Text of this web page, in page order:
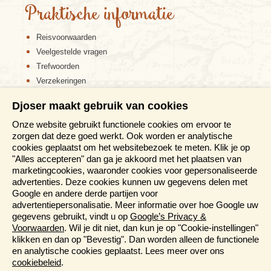
wisselende landschappen. Pico heeft de beste
zwembaaien van de reizen Azoren, en op sommige
plekken een verborgen zandstrand. Pico is een ideaal
mountainbiken en het bekijken van vogels, walvissen
en dolfijnen.
São Jorge
São Jorge
is vooral bekend om de smaakvolle kaas
Praktische informatie
Reisvoorwaarden
Veelgestelde vragen
Trefwoorden
Verzekeringen
Disclaimer
Cookiebeleid
Privacy verklaring
Reis en boek met Djoser zekerheid
Meer weten?
Brochures aanvragen
Informatiedagen
Magazine
Aanmelden nieuwsbrief
Djoser maakt gebruik van cookies
Onze website gebruikt functionele cookies om ervoor te
zorgen dat deze goed werkt. Ook worden er analytische
cookies geplaatst om het websitebezoek te meten. Klik je op
"Alles accepteren" dan ga je akkoord met het plaatsen van
marketingcookies, waaronder cookies voor gepersonaliseerde
advertenties. Deze cookies kunnen uw gegevens delen met
Google en andere derde partijen voor
advertentiepersonalisatie. Meer informatie over hoe Google uw
gegevens gebruikt, vindt u op Google’s Privacy &
Voorwaarden. Wil je dit niet, dan kun je op "Cookie-instellingen"
klikken en dan op "Bevestig". Dan worden alleen de functionele
en analytische cookies geplaatst. Lees meer over ons
cookiebeleid.